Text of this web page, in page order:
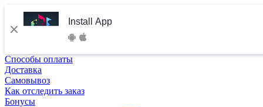
Install App
Способы оплаты
Доставка
Самовывоз
Как отследить заказ
Бонусы